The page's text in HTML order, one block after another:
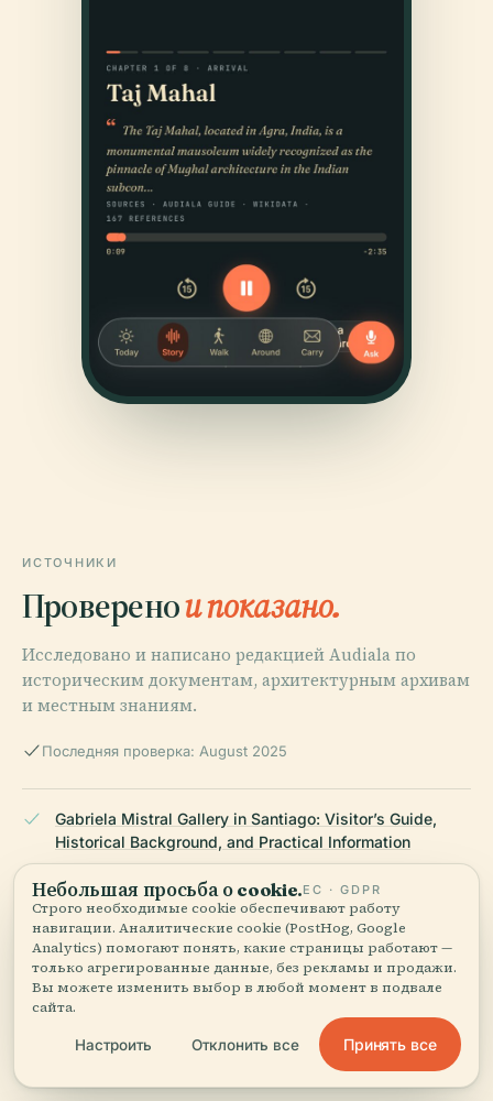
ИСТОЧНИКИ
Проверенои показано.
Исследовано и написано редакцией Audiala по
историческим документам, архитектурным архивам
и местным знаниям.
Последняя проверка: August 2025
Gabriela Mistral Gallery in Santiago: Visitor’s Guide,
Historical Background, and Practical Information
Gabriela Mistral Cultural Center (GAM) in Santiago:
Visiting Hours, Tickets, and Cultural Highlights
Gabriela Mistral Gallery Visiting Hours, Tickets, and
Architectural Highlights in Santiago
Небольшая просьба о cookie.ЕС · GDPR
Строго необходимые cookie обеспечивают работу
навигации. Аналитические cookie (PostHog, Google
Analytics) помогают понять, какие страницы работают —
только агрегированные данные, без рекламы и продажи.
Вы можете изменить выбор в любой момент в подвале
сайта.
Настроить Отклонить все Принять все